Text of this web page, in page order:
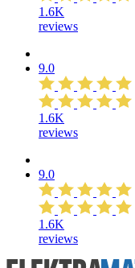
1.6K
reviews
9.0
1.6K
reviews
9.0
1.6K
reviews